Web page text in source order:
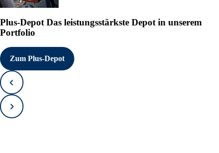
Plus-Depot Das leistungsstärkste Depot in unserem
Portfolio
Zum Plus-Depot
Zurück
Vorwärts